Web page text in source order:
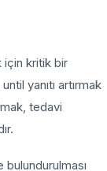
için kritik bir
yanıtı artırmak
tedavi